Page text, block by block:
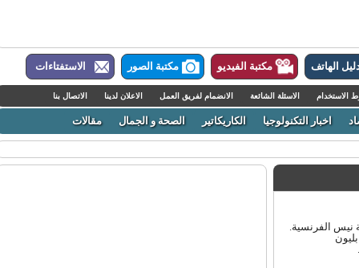
الهاتف مكتبة الفيديو مكتبة الصور الاستفتاءات
الاسئلة الشائعة الانضمام لفريق العمل الاعلان لدينا الاتصال بنا
اخبار التكنولوجيا الكاريكاتير الصحة و الجمال مقالات
نيس الفرنسية.
في مصر. 1799 - نابليون